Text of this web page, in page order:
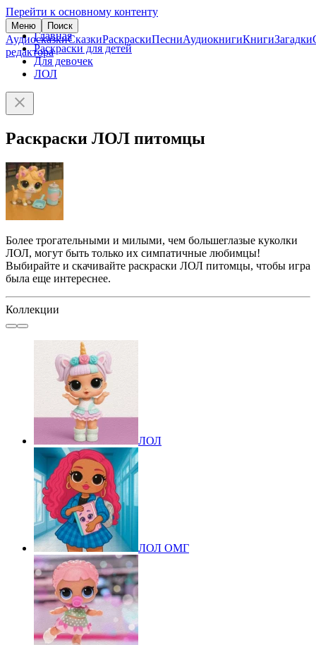
Перейти к основному контенту
Меню Поиск
АудиосказкиСказкиРаскраскиПесниАудиокнигиКнигиЗагадки
редактора
Главная
Раскраски для детей
Для девочек
ЛОЛ
Раскраски ЛОЛ питомцы
Более трогательными и милыми, чем большеглазые куколки
ЛОЛ, могут быть только их симпатичные любимцы!
Выбирайте и скачивайте раскраски ЛОЛ питомцы, чтобы игра
была еще интереснее.
Коллекции
ЛОЛ
ЛОЛ ОМГ